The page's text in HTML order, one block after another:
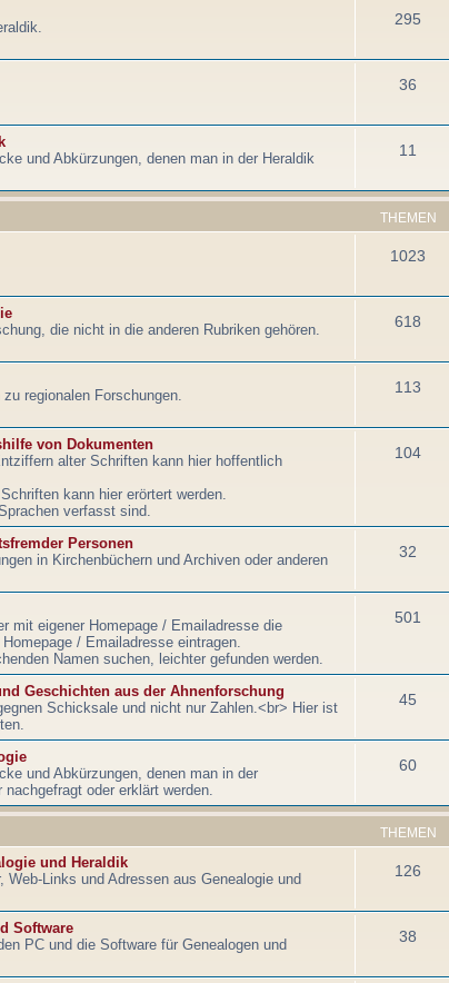
295
36
und Abkürzungen, denen man in der Heraldik
11
THEMEN
1023
die nicht in die anderen Rubriken gehören.
618
regionalen Forschungen.
113
von Dokumenten
alter Schriften kann hier hoffentlich
kann hier erörtert werden.
verfasst sind.
104
Personen
in Kirchenbüchern und Archiven oder anderen
32
mit eigener Homepage / Emailadresse die
/ Emailadresse eintragen.
Namen suchen, leichter gefunden werden.
501
Geschichten aus der Ahnenforschung
Schicksale und nicht nur Zahlen.<br> Hier ist
45
und Abkürzungen, denen man in der
oder erklärt werden.
60
THEMEN
und Heraldik
Web-Links und Adressen aus Genealogie und
126
Software
PC und die Software für Genealogen und
38